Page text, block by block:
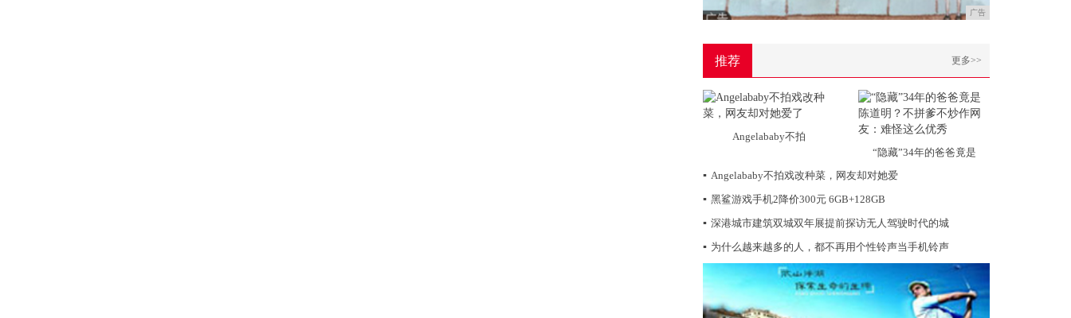
广告
推荐 更多>>
Angelababy不拍
“隐藏”34年的爸爸竟是
▪ Angelababy不拍戏改种菜，网友却对她爱
▪ 黑鲨游戏手机2降价300元 6GB+128GB
▪ 深港城市建筑双城双年展提前探访无人驾驶时代的城
▪ 为什么越来越多的人，都不再用个性铃声当手机铃声